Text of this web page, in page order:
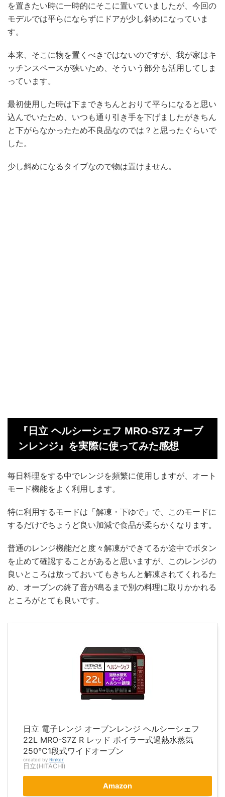
を置きたい時に一時的にそこに置いていましたが、今回の
モデルでは平らにならずにドアが少し斜めになっていま
す。
本来、そこに物を置くべきではないのですが、我が家はキ
ッチンスペースが狭いため、そういう部分も活用してしま
っています。
最初使用した時は下まできちんとおりて平らになると思い
込んでいたため、いつも通り引き手を下げましたがきちん
と下がらなかったため不良品なのでは？と思ったぐらいで
した。
少し斜めになるタイプなので物は置けません。
『日立 ヘルシーシェフ MRO-S7Z オーブ
ンレンジ』を実際に使ってみた感想
毎日料理をする中でレンジを頻繁に使用しますが、オート
モード機能をよく利用します。
特に利用するモードは「解凍・下ゆで」で、このモードに
するだけでちょうど良い加減で食品が柔らかくなります。
普通のレンジ機能だと度々解凍ができてるか途中でボタン
を止めて確認することがあると思いますが、このレンジの
良いところは放っておいてもきちんと解凍されてくれるた
め、オーブンの終了音が鳴るまで別の料理に取りかかれる
ところがとても良いです。
日立 電子レンジ オーブンレンジ ヘルシーシェフ
22L MRO-S7Z R レッド ボイラー式過熱水蒸気
250℃1段式ワイドオーブン
created by Rinker
日立(HITACHI)
Amazon